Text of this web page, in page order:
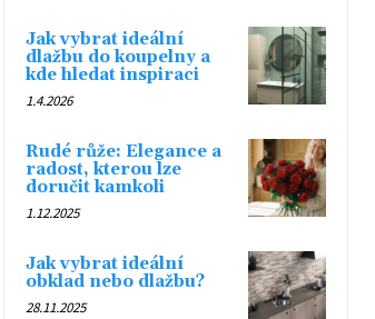
Jak vybrat ideální
dlažbu do koupelny a
kde hledat inspiraci
1.4.2026
Rudé růže: Elegance a
radost, kterou lze
doručit kamkoli
1.12.2025
Jak vybrat ideální
obklad nebo dlažbu?
28.11.2025